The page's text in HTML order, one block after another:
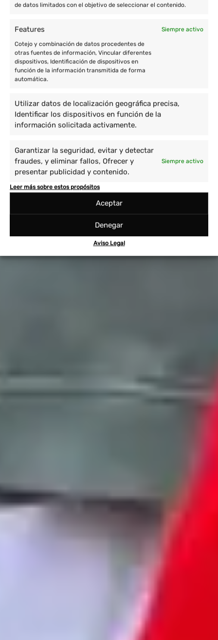
de datos limitados con el objetivo de seleccionar el contenido.
Features Siempre activo
Cotejo y combinación de datos procedentes de
otras fuentes de información, Vincular diferentes
dispositivos, Identificación de dispositivos en
función de la información transmitida de forma
automática.
Utilizar datos de localización geográfica precisa,
Identificar los dispositivos en función de la
información solicitada activamente.
Garantizar la seguridad, evitar y detectar
fraudes, y eliminar fallos, Ofrecer y
presentar publicidad y contenido.
Siempre activo
Leer más sobre estos propósitos
Aceptar
Denegar
Aviso Legal